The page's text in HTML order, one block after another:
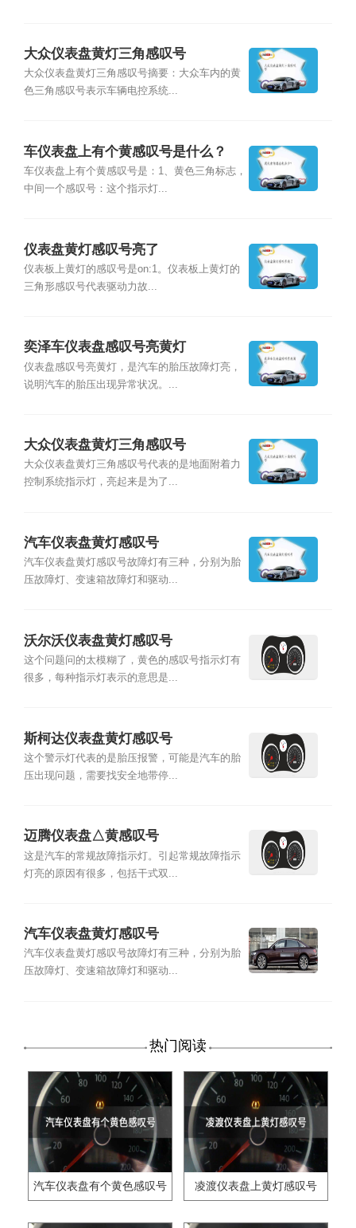
大众仪表盘黄灯三角感叹号
大众仪表盘黄灯三角感叹号摘要：大众车内的黄
色三角感叹号表示车辆电控系统...
车仪表盘上有个黄感叹号是什么？
车仪表盘上有个黄感叹号是：1、黄色三角标志，
中间一个感叹号：这个指示灯...
仪表盘黄灯感叹号亮了
仪表板上黄灯的感叹号是on:1。仪表板上黄灯的
三角形感叹号代表驱动力故...
奕泽车仪表盘感叹号亮黄灯
仪表盘感叹号亮黄灯，是汽车的胎压故障灯亮，
说明汽车的胎压出现异常状况。...
大众仪表盘黄灯三角感叹号
大众仪表盘黄灯三角感叹号代表的是地面附着力
控制系统指示灯，亮起来是为了...
汽车仪表盘黄灯感叹号
汽车仪表盘黄灯感叹号故障灯有三种，分别为胎
压故障灯、变速箱故障灯和驱动...
沃尔沃仪表盘黄灯感叹号
这个问题问的太模糊了，黄色的感叹号指示灯有
很多，每种指示灯表示的意思是...
斯柯达仪表盘黄灯感叹号
这个警示灯代表的是胎压报警，可能是汽车的胎
压出现问题，需要找安全地带停...
迈腾仪表盘△黄感叹号
这是汽车的常规故障指示灯。引起常规故障指示
灯亮的原因有很多，包括干式双...
汽车仪表盘黄灯感叹号
汽车仪表盘黄灯感叹号故障灯有三种，分别为胎
压故障灯、变速箱故障灯和驱动...
热门阅读
汽车仪表盘有个黄色感叹号 凌渡仪表盘上黄灯感叹号